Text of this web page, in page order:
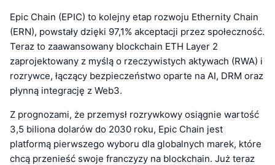
Epic Chain (EPIC) to kolejny etap rozwoju Ethernity Chain
(ERN), powstały dzięki 97,1% akceptacji przez społeczność.
Teraz to zaawansowany blockchain ETH Layer 2
zaprojektowany z myślą o rzeczywistych aktywach (RWA) i
rozrywce, łączący bezpieczeństwo oparte na AI, DRM oraz
płynną integrację z Web3.
Z prognozami, że przemysł rozrywkowy osiągnie wartość
3,5 biliona dolarów do 2030 roku, Epic Chain jest
platformą pierwszego wyboru dla globalnych marek, które
chcą przenieść swoje franczyzy na blockchain. Już teraz